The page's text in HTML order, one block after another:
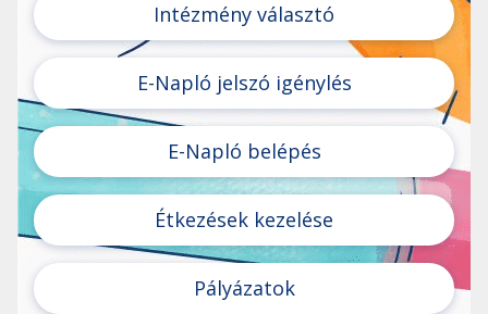
Intézmény választó
E-Napló jelszó igénylés
E-Napló belépés
Étkezések kezelése
Pályázatok